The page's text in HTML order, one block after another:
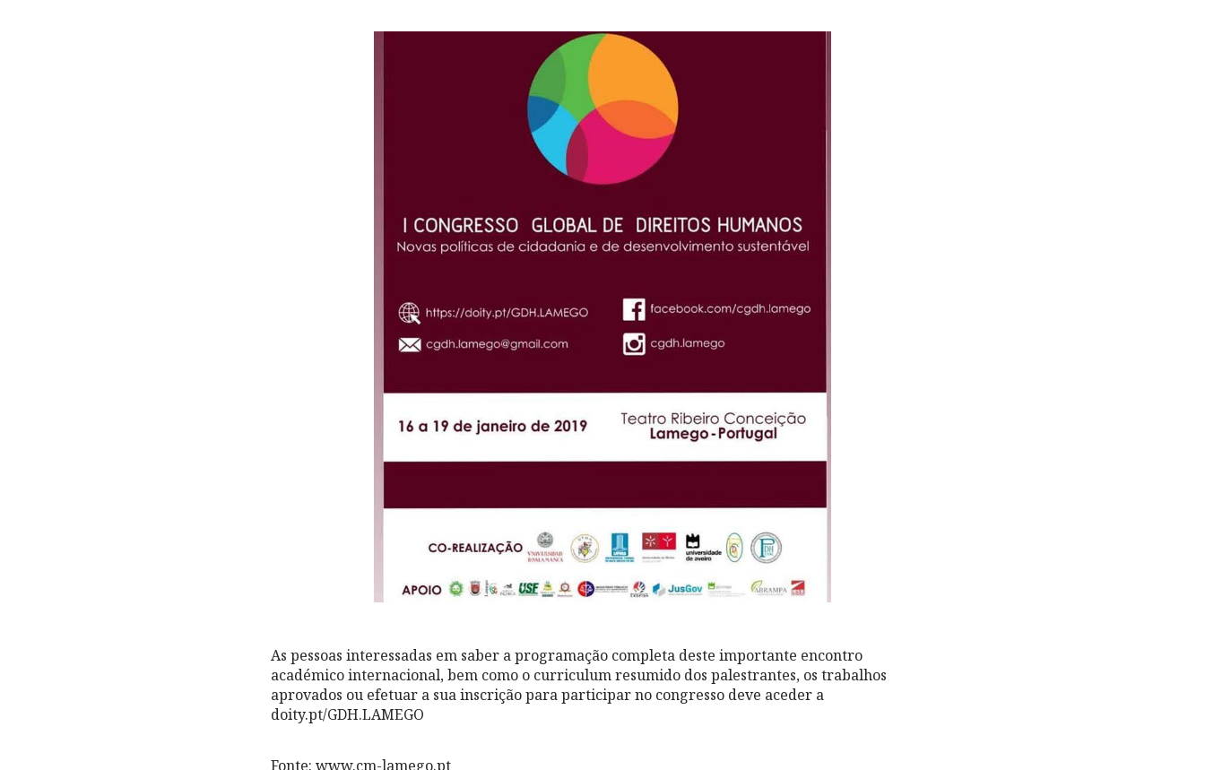
As pessoas interessadas em saber a programação completa deste importante encontro
académico internacional, bem como o curriculum resumido dos palestrantes, os trabalhos
aprovados ou efetuar a sua inscrição para participar no congresso deve aceder a
doity.pt/GDH.LAMEGO
Fonte: www.cm-lamego.pt